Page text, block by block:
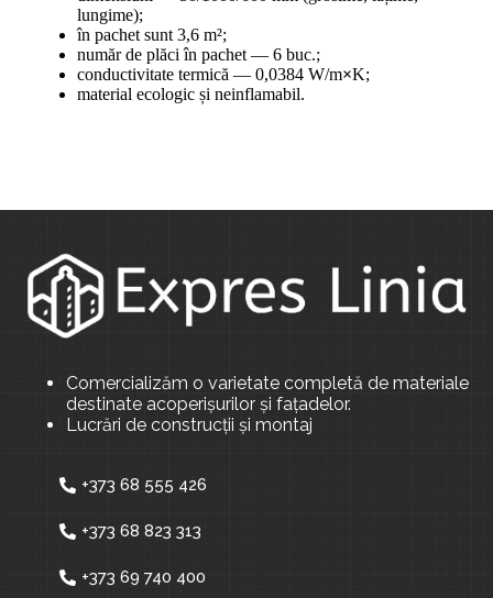
lungime);
în pachet sunt 3,6 m²;
număr de plăci în pachet — 6 buc.;
conductivitate termică — 0,0384 W/m×K;
material ecologic și neinflamabil.
Comercializăm o varietate completă de materiale
destinate acoperișurilor și fațadelor.
Lucrări de construcții și montaj
+373 68 555 426
+373 68 823 313
+373 69 740 400